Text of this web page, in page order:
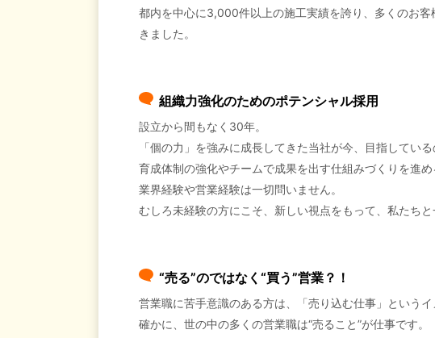
都内を中心に3,000件以上の施工実績を誇り、多くのお
きました。
組織力強化のためのポテンシャル採用
設立から間もなく30年。
「個の力」を強みに成長してきた当社が今、目指してい
育成体制の強化やチームで成果を出す仕組みづくりを進
業界経験や営業経験は一切問いません。
むしろ未経験の方にこそ、新しい視点をもって、私たち
“売る”のではなく“買う”営業？！
営業職に苦手意識のある方は、「売り込む仕事」という
確かに、世の中の多くの営業職は“売ること”が仕事です。